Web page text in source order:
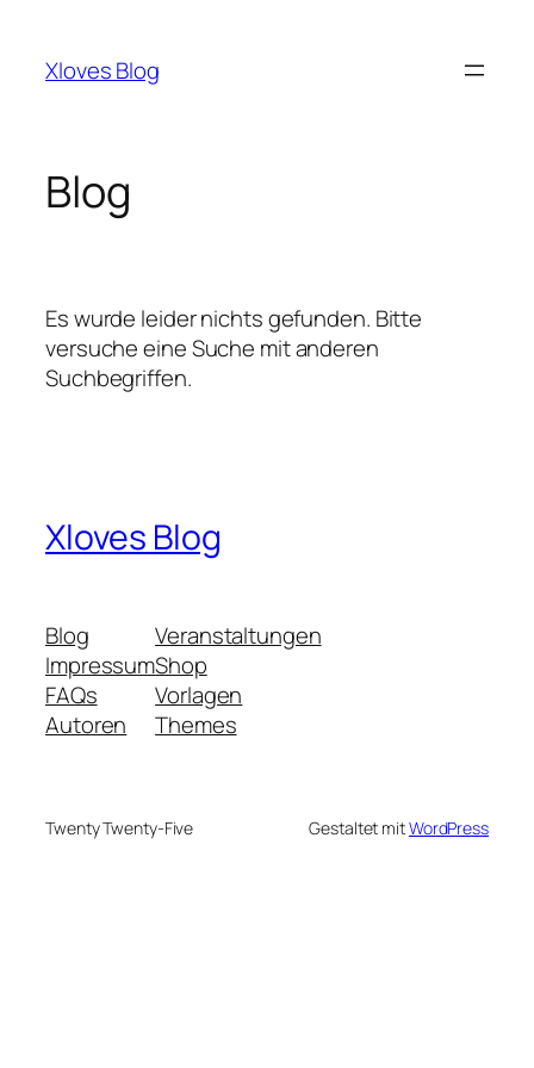
springen
Xloves Blog
Blog
Es wurde leider nichts gefunden. Bitte
versuche eine Suche mit anderen
Suchbegriffen.
Xloves Blog
Blog
Impressum
FAQs
Autoren
Veranstaltungen
Shop
Vorlagen
Themes
Twenty Twenty-Five Gestaltet mitWordPress